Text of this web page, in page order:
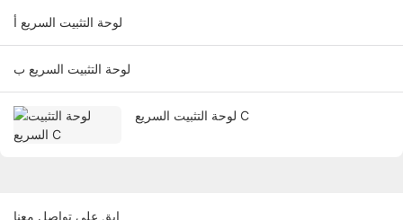
لوحة التثبيت السريع أ
لوحة التثبيت السريع ب
لوحة التثبيت السريع C
ابق على تواصل معنا